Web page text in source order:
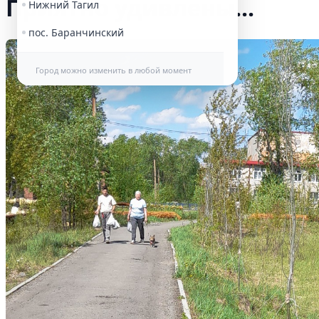
Нижний Тагил
пос. Баранчинский
Город можно изменить в любой момент
Приятно удивлены...